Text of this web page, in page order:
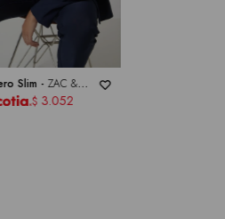
Slim - ZAC &
$ 3.052